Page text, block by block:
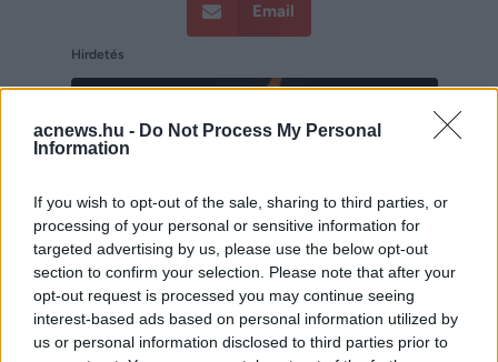
acnews.hu - Do Not Process My Personal
Information
If you wish to opt-out of the sale, sharing to third parties, or
processing of your personal or sensitive information for
targeted advertising by us, please use the below opt-out
section to confirm your selection. Please note that after your
opt-out request is processed you may continue seeing
interest-based ads based on personal information utilized by
us or personal information disclosed to third parties prior to
Email
Hirdetés